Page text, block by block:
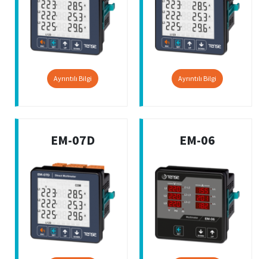
Ayrıntılı Bilgi Ayrıntılı Bilgi
EM-07D EM-06